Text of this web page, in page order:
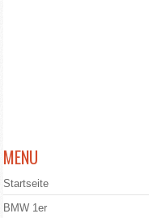
MENU
Startseite
BMW 1er